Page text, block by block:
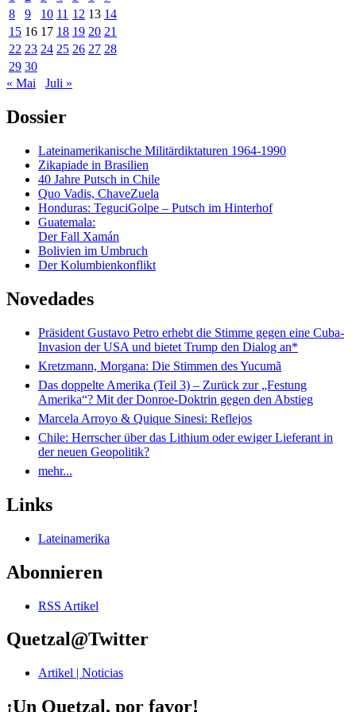
8
9 10 11 12 13 14
15 16 17 18 19 20 21
22 23 24 25 26 27 28
29 30
« Mai
Juli »
Dossier
Lateinamerikanische Militärdiktaturen 1964-1990
Zikapiade in Brasilien
40 Jahre Putsch in Chile
Quo Vadis, ChaveZuela
Honduras: TeguciGolpe – Putsch im Hinterhof
Guatemala:
Der Fall Xamán
Bolivien im Umbruch
Der Kolumbienkonflikt
Novedades
Präsident Gustavo Petro erhebt die Stimme gegen eine Cuba-
Invasion der USA und bietet Trump den Dialog an*
Kretzmann, Morgana: Die Stimmen des Yucumã
Das doppelte Amerika (Teil 3) – Zurück zur „Festung
Amerika“? Mit der Donroe-Doktrin gegen den Abstieg
Marcela Arroyo & Quique Sinesi: Reflejos
Chile: Herrscher über das Lithium oder ewiger Lieferant in
der neuen Geopolitik?
mehr...
Links
Lateinamerika
Abonnieren
RSS Artikel
Quetzal@Twitter
Artikel | Noticias
¡Un Quetzal, por favor!